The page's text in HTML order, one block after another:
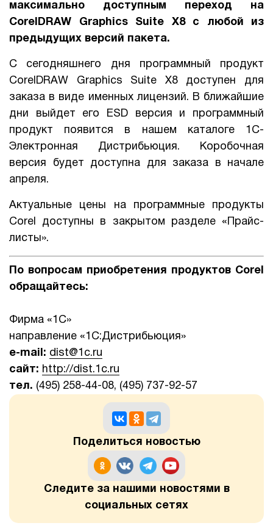
максимально доступным переход на
CorelDRAW Graphics Suite X8 с любой из
предыдущих версий пакета.
С сегодняшнего дня программный продукт
CorelDRAW Graphics Suite X8 доступен для
заказа в виде именных лицензий. В ближайшие
дни выйдет его ESD версия и программный
продукт появится в нашем каталоге 1С-
Электронная Дистрибьюция. Коробочная
версия будет доступна для заказа в начале
апреля.
Актуальные цены на программные продукты
Corel доступны в закрытом разделе «Прайс-
листы».
По вопросам приобретения продуктов Corel
обращайтесь:
Фирма «1С»
направление «1С:Дистрибьюция»
e-mail: dist@1c.ru
сайт: http://dist.1c.ru
тел. (495) 258-44-08, (495) 737-92-57
Поделиться новостью
Следите за нашими новостями в
социальных сетях